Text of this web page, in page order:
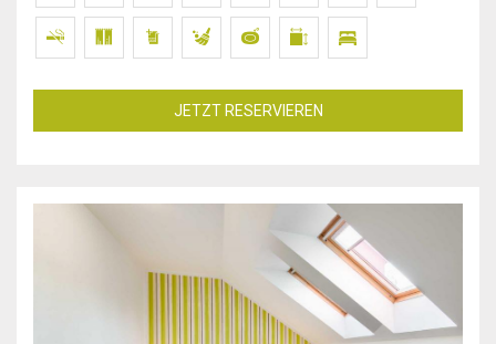
JETZT RESERVIEREN